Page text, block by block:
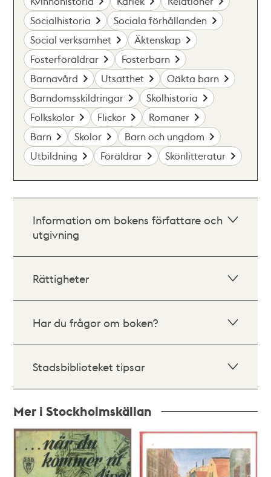
Socialhistoria
Sociala förhållanden
Social verksamhet
Äktenskap
Fosterföräldrar
Fosterbarn
Barnavård
Utsatthet
Oäkta barn
Barndomsskildringar
Skolhistoria
Folkskolor
Flickor
Romaner
Barn
Skolor
Barn och ungdom
Utbildning
Föräldrar Skönlitteratur
Information om bokens författare och
utgivning
Rättigheter
Har du frågor om boken?
Stadsbiblioteket tipsar
Mer i Stockholmskällan
Relaterade
poster
och